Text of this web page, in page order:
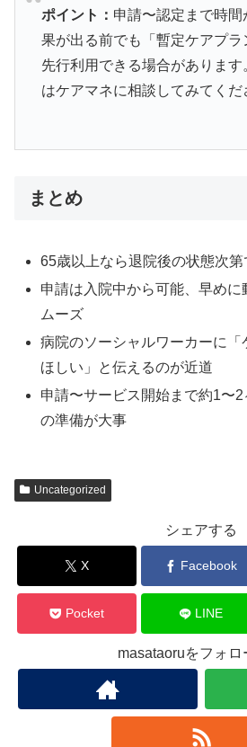
ポイント： 申請〜認定まで時
果が出る前でも「暫定ケアプラ
先行利用できる場合がありま
はケアマネに相談してみてくだ
まとめ
65歳以上なら退院後の状態次
申請は入院中から可能、早めに
ムーズ
病院のソーシャルワーカーに「
ほしい」と伝えるのが近道
申請〜サービス開始まで約1〜
の準備が大事
Uncategorized
シェアする
X Facebook
Pocket LINE
masataoruをフォロ